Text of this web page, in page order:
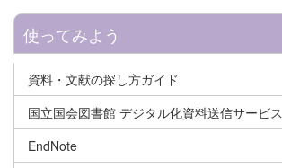
使ってみよう
資料・文献の探し方ガイド
国立国会図書館 デジタル化資料送信サービス
EndNote